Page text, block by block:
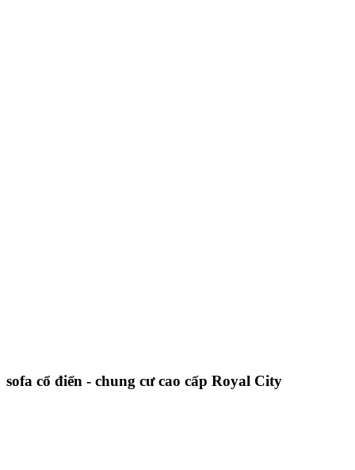
sofa cổ điển - chung cư cao cấp Royal City